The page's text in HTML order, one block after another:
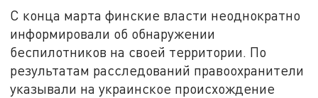
С конца марта финские власти неоднократно
информировали об обнаружении
беспилотников на своей территории. По
результатам расследований правоохранители
указывали на украинское происхождение